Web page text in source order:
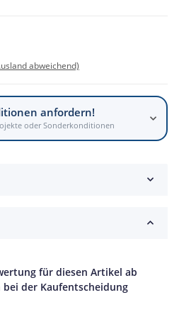
abweichend)
anfordern!
oder Sonderkonditionen
für diesen Artikel ab
der Kaufentscheidung